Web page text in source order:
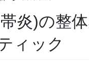
炎)の整
ィック